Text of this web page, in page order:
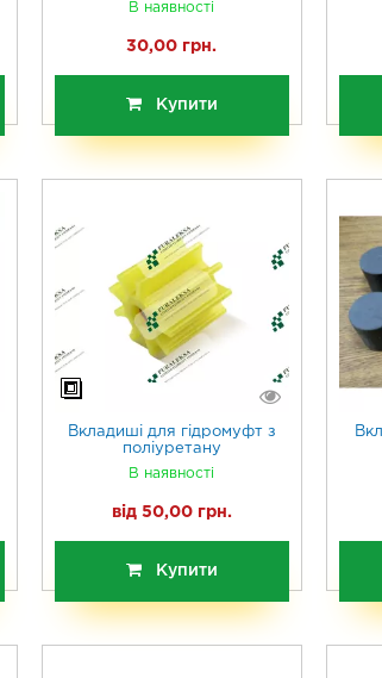
В наявності
30,00 грн.
Купити
Вкладиші для гідромуфт з
поліуретану
В наявності
від 50,00 грн.
Купити